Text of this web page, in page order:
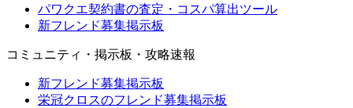
パワクエ契約書の査定・コスパ算出ツール
新フレンド募集掲示板
コミュニティ・掲示板・攻略速報
新フレンド募集掲示板
栄冠クロスのフレンド募集掲示板